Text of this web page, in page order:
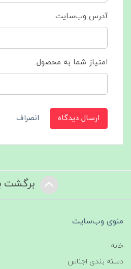
آدرس وب‌سایت
امتیاز شما به محصول
ارسال دیدگاه انصراف
برگشت
منوی وب‌سایت
خانه
دسته بندی اجناس